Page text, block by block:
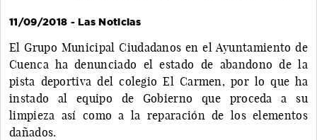
11/09/2018 - Las Noticias
El Grupo Municipal Ciudadanos en el Ayuntamiento de
Cuenca ha denunciado el estado de abandono de la
pista deportiva del colegio El Carmen, por lo que ha
instado al equipo de Gobierno que proceda a su
limpieza así como a la reparación de los elementos
dañados.